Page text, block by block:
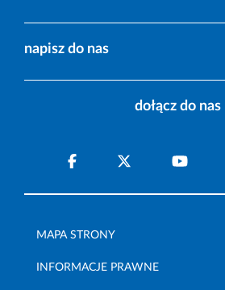
napisz do nas
dołącz do nas
MAPA STRONY
INFORMACJE PRAWNE